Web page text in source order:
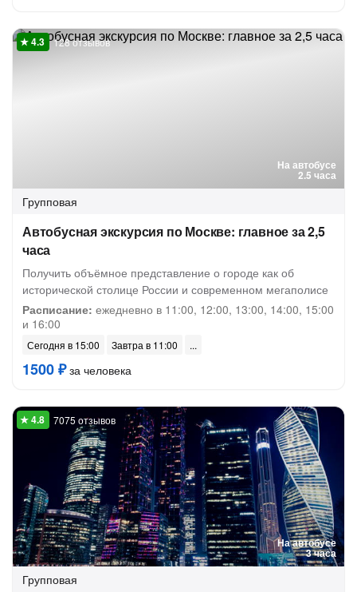
На автобусе
2.5 часа
128 отзывов
Групповая
Автобусная экскурсия по Москве: главное за 2,5
часа
Получить объёмное представление о городе как об
исторической столице России и современном мегаполисе
Расписание: ежедневно в 11:00, 12:00, 13:00, 14:00, 15:00
и 16:00
Сегодня в 15:00 Завтра в 11:00
1500 ₽за человека
На автобусе
3 часа
7075 отзывов
Групповая